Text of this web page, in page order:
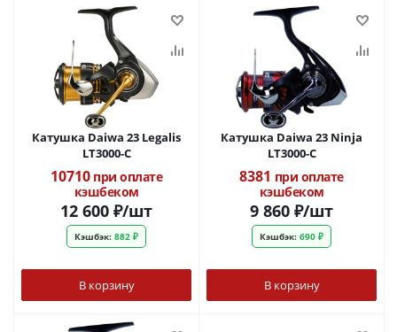
Катушка Daiwa 23 Legalis
LT3000-C
10710при оплате
кэшбеком
12 600 ₽/шт
Кэшбэк: 882 ₽
В корзину
Катушка Daiwa 23 Ninja
LT3000-C
8381 при оплате
кэшбеком
9 860 ₽/шт
Кэшбэк: 690 ₽
В корзину